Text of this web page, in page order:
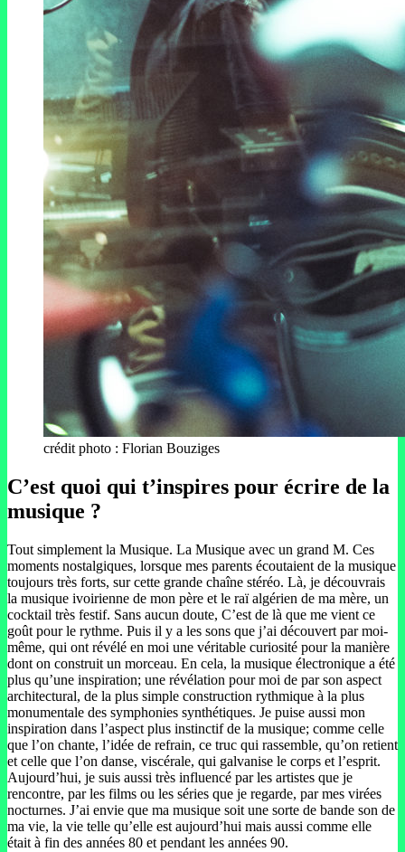
crédit photo : Florian Bouziges
C’est quoi qui t’inspires pour écrire de la
musique ?
Tout simplement la Musique. La Musique avec un grand M. Ces
moments nostalgiques, lorsque mes parents écoutaient de la musique
toujours très forts, sur cette grande chaîne stéréo. Là, je découvrais
la musique ivoirienne de mon père et le raï algérien de ma mère, un
cocktail très festif. Sans aucun doute, C’est de là que me vient ce
goût pour le rythme. Puis il y a les sons que j’ai découvert par moi-
même, qui ont révélé en moi une véritable curiosité pour la manière
dont on construit un morceau. En cela, la musique électronique a été
plus qu’une inspiration; une révélation pour moi de par son aspect
architectural, de la plus simple construction rythmique à la plus
monumentale des symphonies synthétiques. Je puise aussi mon
inspiration dans l’aspect plus instinctif de la musique; comme celle
que l’on chante, l’idée de refrain, ce truc qui rassemble, qu’on retient
et celle que l’on danse, viscérale, qui galvanise le corps et l’esprit.
Aujourd’hui, je suis aussi très influencé par les artistes que je
rencontre, par les films ou les séries que je regarde, par mes virées
nocturnes. J’ai envie que ma musique soit une sorte de bande son de
ma vie, la vie telle qu’elle est aujourd’hui mais aussi comme elle
était à fin des années 80 et pendant les années 90.